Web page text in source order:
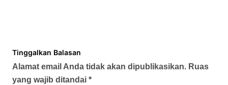
Tinggalkan Balasan
Alamat email Anda tidak akan dipublikasikan. Ruas
yang wajib ditandai *